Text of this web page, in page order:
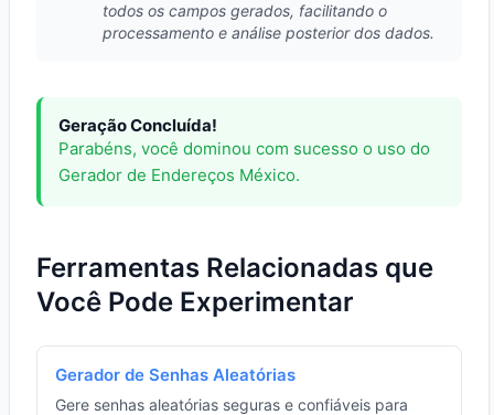
todos os campos gerados, facilitando o
processamento e análise posterior dos dados.
Geração Concluída!
Parabéns, você dominou com sucesso o uso do
Gerador de Endereços México.
Ferramentas Relacionadas que
Você Pode Experimentar
Gerador de Senhas Aleatórias
Gere senhas aleatórias seguras e confiáveis para